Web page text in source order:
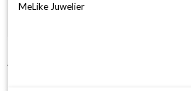
€ 1.249,00
MeLike Juwelier